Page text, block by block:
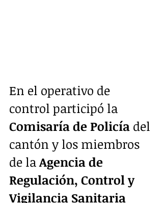
En el operativo de
control participó la
Comisaría de Policía del
cantón y los miembros
de la Agencia de
Regulación, Control y
Vigilancia Sanitaria